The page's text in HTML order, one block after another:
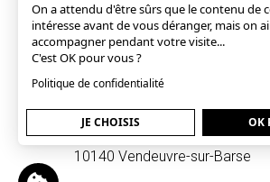
NOUS CONTACTER
BAROCLEAN
Z.I de Bellevue,
10140 Vendeuvre-sur-Barse
On a attendu d'être sûrs que le contenu de
intéresse avant de vous déranger, mais on
accompagner pendant votre visite...
C'est OK pour vous ?
Politique de confidentialité
JE CHOISIS OK